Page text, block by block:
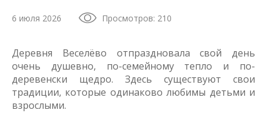
6 июля 2026 Просмотров: 210
Деревня Веселёво отпраздновала свой день
очень душевно, по-семейному тепло и по-
деревенски щедро. Здесь существуют свои
традиции, которые одинаково любимы детьми и
взрослыми.